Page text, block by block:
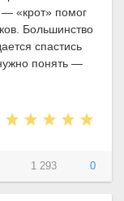
«крот» помог
Большинство
спастись
понять —
1 293 0